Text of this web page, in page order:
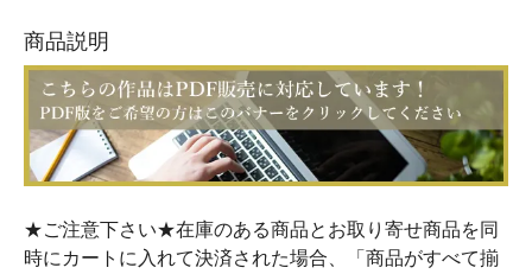
商品説明
★ご注意下さい★在庫のある商品とお取り寄せ商品を同
時にカートに入れて決済された場合、「商品がすべて揃